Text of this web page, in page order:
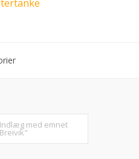
Indlæg med emnet
Breivik"